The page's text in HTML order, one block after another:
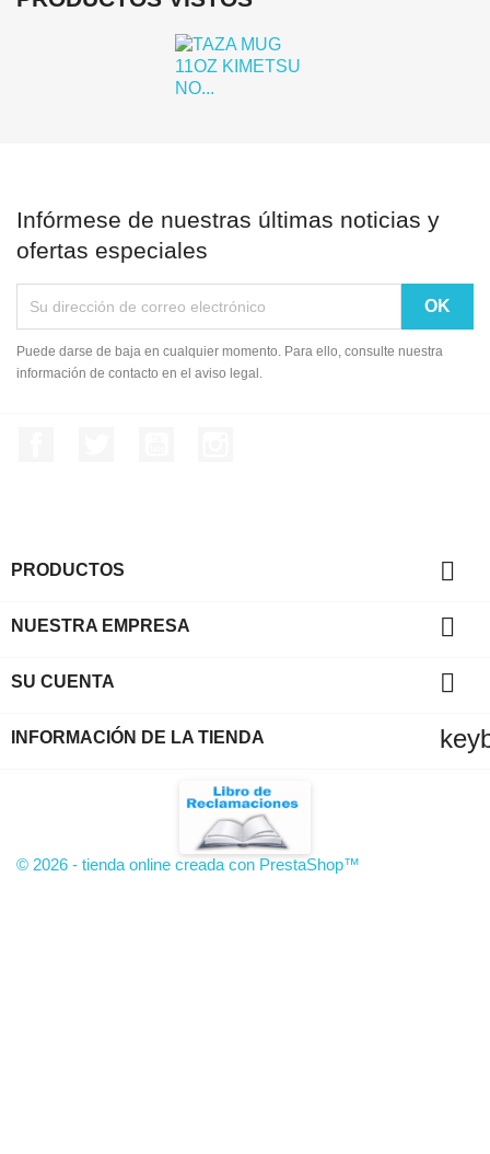
Infórmese de nuestras últimas noticias y
ofertas especiales
Puede darse de baja en cualquier momento. Para ello, consulte nuestra
información de contacto en el aviso legal.
PRODUCTOS 
NUESTRA EMPRESA 
SU CUENTA 
INFORMACIÓN DE LA TIENDA
© 2026 - tienda online creada con PrestaShop™